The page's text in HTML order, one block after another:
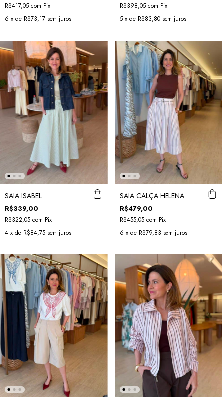
R$417,05 com Pix
6 x de R$73,17 sem juros
R$398,05 com Pix
5 x de R$83,80 sem juros
SAIA ISABEL
R$339,00
R$322,05 com Pix
4 x de R$84,75 sem juros
SAIA CALÇA HELENA
R$479,00
R$455,05 com Pix
6 x de R$79,83 sem juros